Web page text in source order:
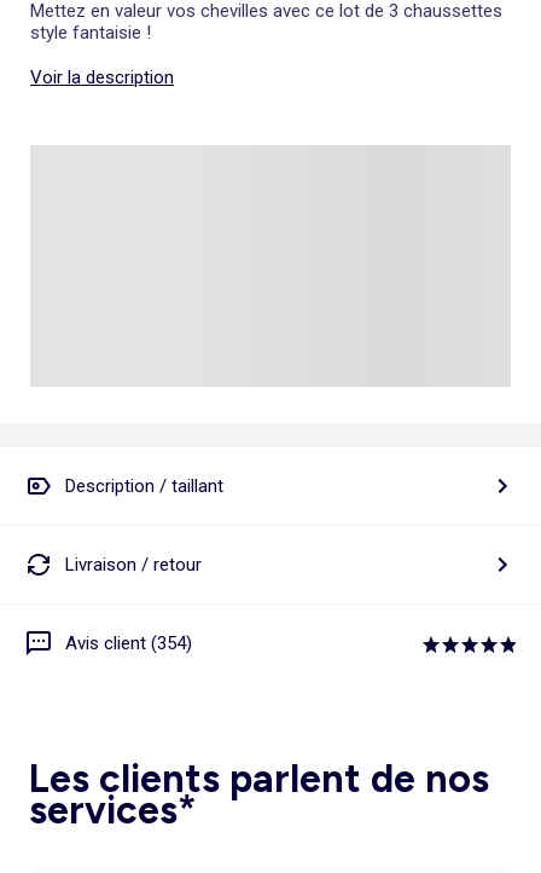
Mettez en valeur vos chevilles avec ce lot de 3 chaussettes
style fantaisie !
Voir la description
Description / taillant
Livraison / retour
Avis client (354)
Les clients parlent de nos
services*